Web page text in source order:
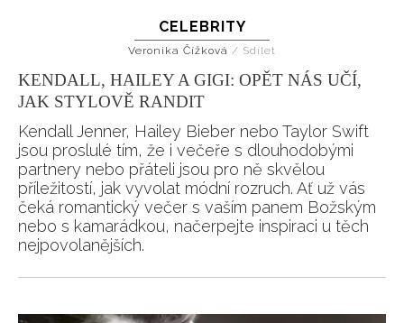
CELEBRITY
Veronika Čížková / Sdílet
KENDALL, HAILEY A GIGI: OPĚT NÁS UČÍ,
JAK STYLOVĚ RANDIT
Kendall Jenner, Hailey Bieber nebo Taylor Swift
jsou proslulé tím, že i večeře s dlouhodobými
partnery nebo přáteli jsou pro ně skvělou
příležitostí, jak vyvolat módní rozruch. Ať už vás
čeká romantický večer s vaším panem Božským
nebo s kamarádkou, načerpejte inspiraci u těch
nejpovolanějších.